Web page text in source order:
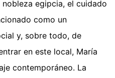
egipcia, el cuidado
como un
y, sobre todo, de
en este local, María
contemporáneo. La